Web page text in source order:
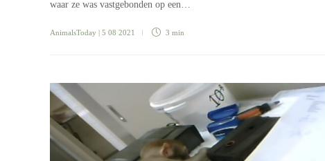
waar ze was vastgebonden op een…
AnimalsToday | 5 08 2021 3 min